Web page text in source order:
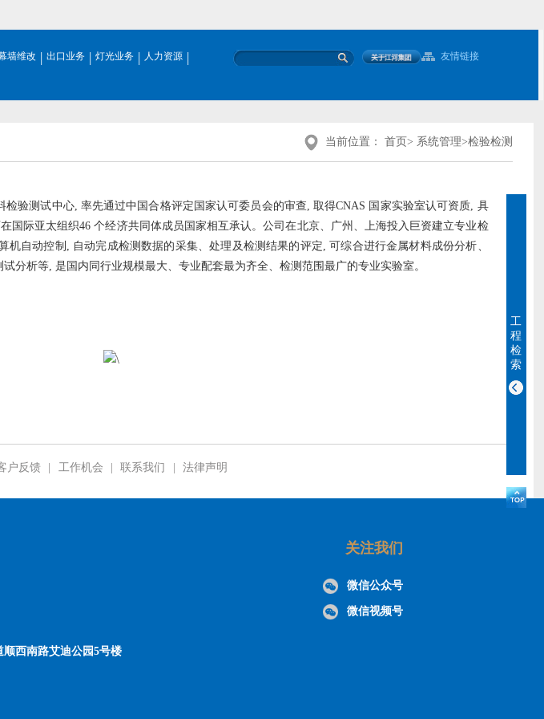
工
程
检
索
墙维改 出口业务 灯光业务 人力资源 友情链接
当前位置： 首页 > 系统管理>检验检测
验测试中心, 率先通过中国合格评定国家认可委员会的审查, 取得CNAS 国家实验室认可资质, 具
国际亚太组织46 个经济共同体成员国家相互承认。公司在北京、广州、上海投入巨资建立专业检
自动控制, 自动完成检测数据的采集、处理及检测结果的评定, 可综合进行金属材料成份分析、
分析等, 是国内同行业规模最大、专业配套最为齐全、检测范围最广的专业实验室。
户反馈 工作机会 联系我们 法律声明
西南路艾迪公园5号楼
关注我们
微信公众号
微信视频号